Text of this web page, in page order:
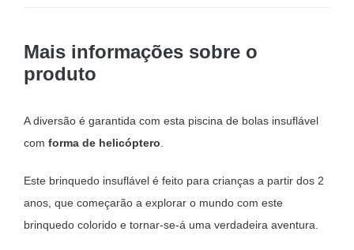
Mais informações sobre o
produto
A diversão é garantida com esta piscina de bolas insuflável
com forma de helicóptero.
Este brinquedo insuflável é feito para crianças a partir dos 2
anos, que começarão a explorar o mundo com este
brinquedo colorido e tornar-se-á uma verdadeira aventura.